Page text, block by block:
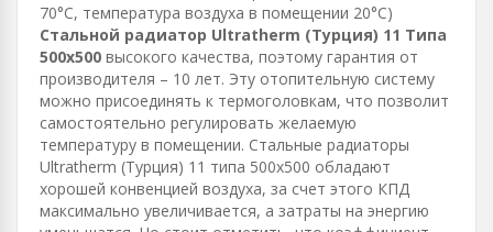
70°С, температура воздуха в помещении 20°С)
Стальной радиатор Ultratherm (Турция) 11 Типа
500х500 высокого качества, поэтому гарантия от
производителя – 10 лет. Эту отопительную систему
можно присоединять к термоголовкам, что позволит
самостоятельно регулировать желаемую
температуру в помещении. Стальные радиаторы
Ultratherm (Турция) 11 типа 500х500 обладают
хорошей конвенцией воздуха, за счет этого КПД
максимально увеличивается, а затраты на энергию